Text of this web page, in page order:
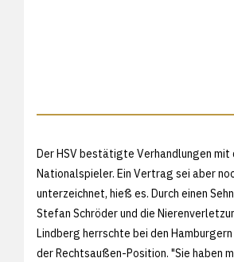
Der HSV bestätigte Verhandlungen mit
Nationalspieler. Ein Vertrag sei aber
unterzeichnet, hieß es. Durch einen
Stefan Schröder und die
Lindberg herrschte bei den
der Rechtsaußen-Position. "Sie haben